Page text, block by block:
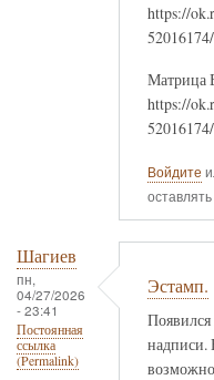
https://
Матрица
https://
Войдите
Шагиев
пн,
04/27/2026
- 23:41
Постоянная
ссылка
(Permalink)
Эстамп.
надписи.